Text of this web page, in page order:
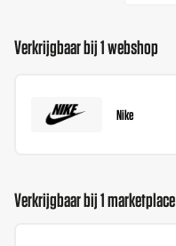
Verkrijgbaar bij 1 webshop
Nike
Verkrijgbaar bij 1 marketplace